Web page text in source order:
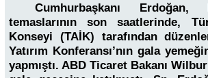
Cumhurbaşkanı Erdoğan,
temaslarının son saatlerinde,
Konseyi (TAİK) tarafından
Yatırım Konferansı’nın gala
yapmıştı. ABD Ticaret Bakanı